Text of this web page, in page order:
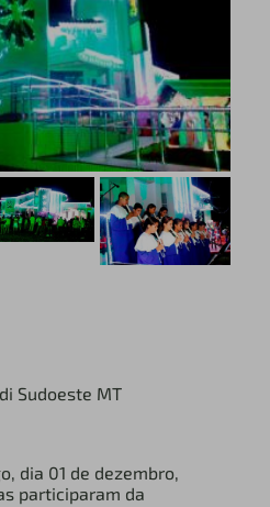
Sudoeste MT
dia 01 de dezembro,
participaram da